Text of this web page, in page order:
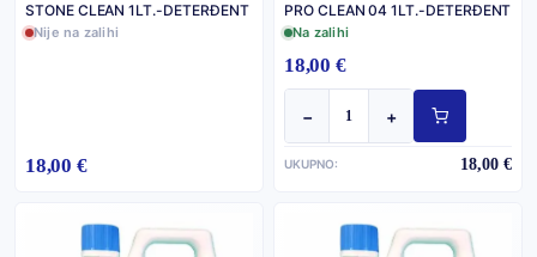
STONE CLEAN 1LT.-DETERĐENT
Nije na zalihi
18,00 €
PRO CLEAN 04 1LT.-DETERĐENT
Na zalihi
18,00 €
− +
UKUPNO: 18,00 €